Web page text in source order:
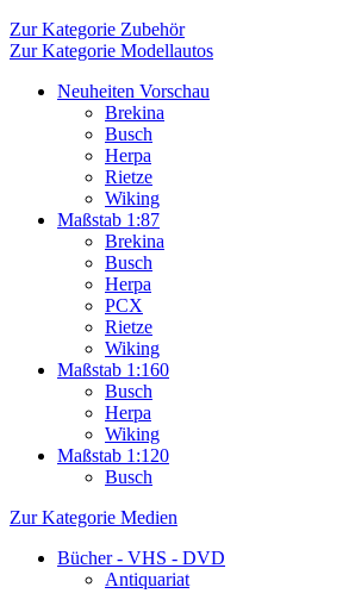
Zur Kategorie Zubehör
Zur Kategorie Modellautos
Neuheiten Vorschau
Brekina
Busch
Herpa
Rietze
Wiking
Maßstab 1:87
Brekina
Busch
Herpa
PCX
Rietze
Wiking
Maßstab 1:160
Busch
Herpa
Wiking
Maßstab 1:120
Busch
Zur Kategorie Medien
Bücher - VHS - DVD
Antiquariat